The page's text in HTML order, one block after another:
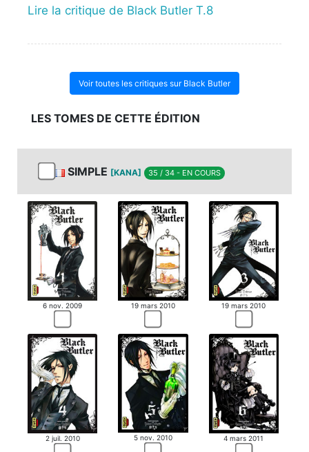
Lire la critique de Black Butler T.8
Voir toutes les critiques sur Black Butler
LES TOMES DE CETTE ÉDITION
SIMPLE [KANA] 35 / 34 - EN COURS
6 nov. 2009 19 mars 2010 19 mars 2010
2 juil. 2010 5 nov. 2010 4 mars 2011